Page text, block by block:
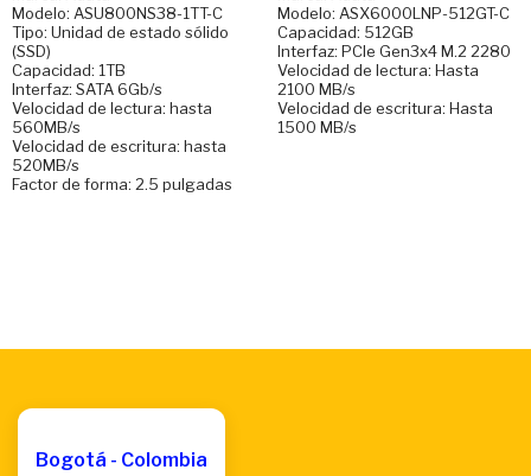
Modelo: ASU800NS38-1TT-C
Tipo: Unidad de estado sólido
(SSD)
Capacidad: 1TB
Interfaz: SATA 6Gb/s
Velocidad de lectura: hasta
560MB/s
Velocidad de escritura: hasta
520MB/s
Factor de forma: 2.5 pulgadas
Modelo: ASX6000LNP-512GT-C
Capacidad: 512GB
Interfaz: PCIe Gen3x4 M.2 2280
Velocidad de lectura: Hasta
2100 MB/s
Velocidad de escritura: Hasta
1500 MB/s
Bogotá - Colombia